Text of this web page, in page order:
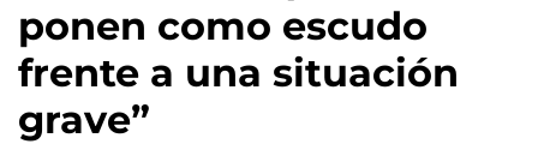
ponen como escudo
frente a una situación
grave”